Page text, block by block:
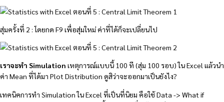
สุ่มครั้งที่ 2 : โดยกด F9 เพื่อสุ่มใหม่ ค่าที่ได้ก็จะเปลี่ยนไป
เราจะทำ Simulation เหตุการณ์แบบนี้ 100 ที (สุ่ม 100 รอบ) ใน Excel แล้วนำ
ค่า Mean ที่ได้มา Plot Distribution ดูสิว่าจะออกมาเป็นยังไง?
เทคนิคการทำ Simulation ใน Excel ที่เป็นที่นิยม คือใช้ Data -> What if